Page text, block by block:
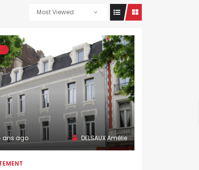
Most Viewed
ans ago DELSAUX Amélie